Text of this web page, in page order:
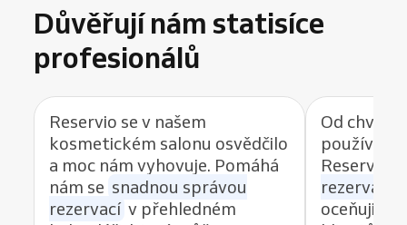
Důvěřují nám statisíce
profesionálů
Reservio se v našem
kosmetickém salonu osvědčilo
a moc nám vyhovuje. Pomáhá
nám se snadnou správou
rezervací v přehledném
Od chvíle,
používat
Reservio,
rezervací
oceňuji